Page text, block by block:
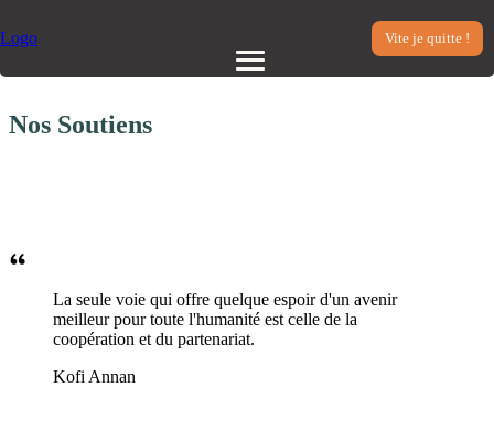
Aller
au
navigation
Vite je quitte !
Nos Soutiens
La seule voie qui offre quelque espoir d'un avenir
meilleur pour toute l'humanité est celle de la
coopération et du partenariat.
Kofi Annan